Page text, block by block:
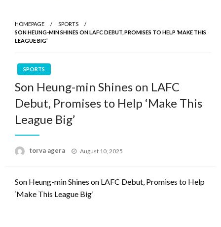
HOMEPAGE
SPORTS
SON HEUNG-MIN SHINES ON LAFC DEBUT, PROMISES TO HELP ‘MAKE THIS
LEAGUE BIG’
SPORTS
Son Heung-min Shines on LAFC
Debut, Promises to Help ‘Make This
League Big’
torva agera
Posted
August 10, 2025
Son Heung-min Shines on LAFC Debut, Promises to Help
‘Make This League Big’